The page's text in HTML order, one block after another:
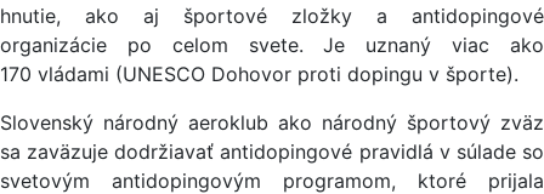
hnutie, ako aj športové zložky a antidopingové
organizácie po celom svete. Je uznaný viac ako
170 vládami (UNESCO Dohovor proti dopingu v športe).
Slovenský národný aeroklub ako národný športový zväz
sa zaväzuje dodržiavať antidopingové pravidlá v súlade so
svetovým antidopingovým programom, ktoré prijala